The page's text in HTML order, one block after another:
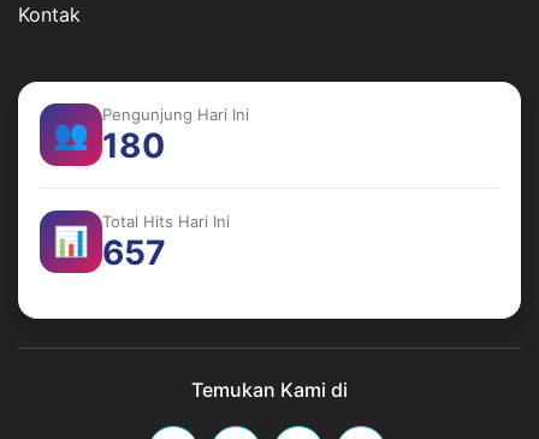
Kontak
👥
Pengunjung Hari Ini
180
📊
Total Hits Hari Ini
657
Temukan Kami di